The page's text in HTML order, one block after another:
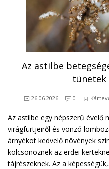
Az astilbe
tünetek
26.06.2026 0
Az astilbe egy népszerű évelő
virágfürtjeiről és vonzó
árnyékot kedvelő növények
kölcsönöznek az erdei
tájrészeknek. Az a